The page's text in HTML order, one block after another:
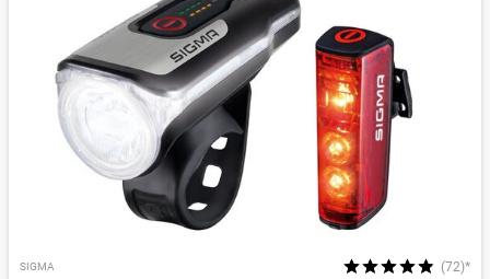
SIGMA (72)*